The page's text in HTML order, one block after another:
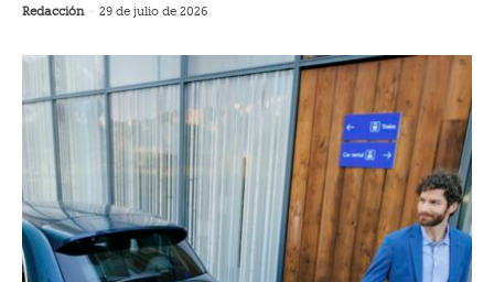
Redacción - 29 de julio de 2026